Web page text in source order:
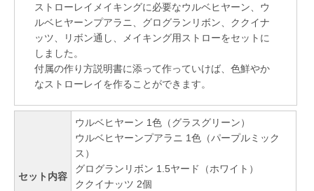
ストローレイメイキングに必要なウルベヒヤーン、ウ
ルベヒヤーンプアラニ、グログランリボン、ククイナ
ッツ、リボン通し、メイキング用ストローをセットに
しました。
付属の作り方説明書に添って作っていけば、色鮮やか
なストローレイを作ることができます。
セット内容
ウルベヒヤーン 1色（グラスグリーン）
ウルベヒヤーンプアラニ 1色（パープルミック
ス）
グログランリボン 1.5ヤード（ホワイト）
ククイナッツ 2個